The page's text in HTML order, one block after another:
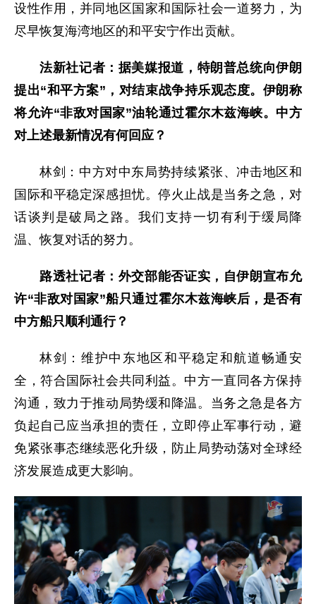
设性作用，并同地区国家和国际社会一道努力，为
尽早恢复海湾地区的和平安宁作出贡献。
法新社记者：据美媒报道，特朗普总统向伊朗
提出“和平方案”，对结束战争持乐观态度。伊朗称
将允许“非敌对国家”油轮通过霍尔木兹海峡。中方
对上述最新情况有何回应？
林剑：中方对中东局势持续紧张、冲击地区和
国际和平稳定深感担忧。停火止战是当务之急，对
话谈判是破局之路。我们支持一切有利于缓局降
温、恢复对话的努力。
路透社记者：外交部能否证实，自伊朗宣布允
许“非敌对国家”船只通过霍尔木兹海峡后，是否有
中方船只顺利通行？
林剑：维护中东地区和平稳定和航道畅通安
全，符合国际社会共同利益。中方一直同各方保持
沟通，致力于推动局势缓和降温。当务之急是各方
负起自己应当承担的责任，立即停止军事行动，避
免紧张事态继续恶化升级，防止局势动荡对全球经
济发展造成更大影响。